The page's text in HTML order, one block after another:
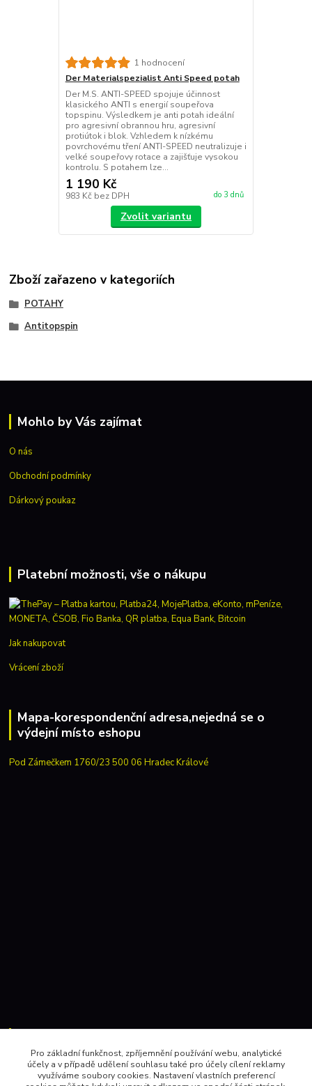
1 hodnocení
Der Materialspezialist Anti Speed potah
Der M.S. ANTI-SPEED spojuje účinnost
klasického ANTI s energií soupeřova
topspinu. Výsledkem je anti potah ideální
pro agresivní obrannou hru, agresivní
protiútok i blok. Vzhledem k nízkému
povrchovému tření ANTI-SPEED neutralizuje i
velké soupeřovy rotace a zajišťuje vysokou
kontrolu. S potahem lze...
1 190 Kč
983 Kč bez DPH do 3 dnů
Zvolit variantu
Zboží zařazeno v kategoriích
POTAHY
Antitopspin
Mohlo by Vás zajímat
O nás
Obchodní podmínky
Dárkový poukaz
Platební možnosti, vše o nákupu
Jak nakupovat
Vrácení zboží
Mapa-korespondenční adresa,nejedná se o
výdejní místo eshopu
Pod Zámečkem 1760/23 500 06 Hradec Králové
604 157410 , 602 345528
Pro základní funkčnost, zpříjemnění používání webu, analytické
účely a v případě udělení souhlasu také pro účely cílení reklamy
využíváme soubory cookies. Nastavení vlastních preferencí